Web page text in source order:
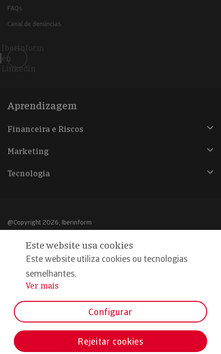
FAQs
Canal de denúncias
Iberinform
en
Linkedin
Aprendizagem
Financeira e Riscos
Marketing
Tecnologia
@Copyright 2026, Iberinform
Aviso legal
Política de cookies
Declaração de privacidade
Este website usa cookies
Este website utiliza cookies ou tecnologias
semelhantes,
...
Ver mais
Configurar
Rejeitar cookies